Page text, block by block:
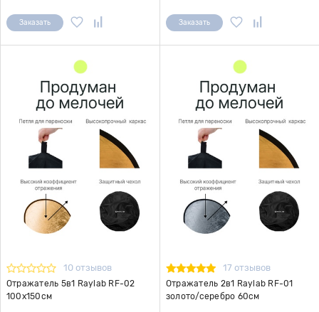
Заказать Заказать
10 отзывов
Отражатель 5в1 Raylab RF-02
100x150см
17 отзывов
Отражатель 2в1 Raylab RF-01
золото/серебро 60см